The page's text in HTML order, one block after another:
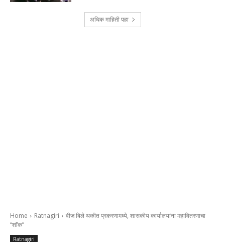
अधिक माहिती पहा